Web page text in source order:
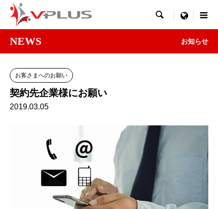
 menu
NEWS お知らせ
お客さまへのお願い
契約先企業様にお願い
2019.03.05